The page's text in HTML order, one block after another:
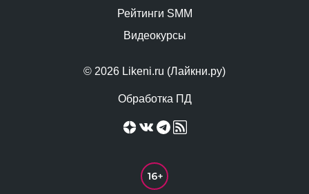
© 2026 Likeni.ru (Лайкни.ру)
Обработка ПД
Рейтинги SMM
Видеокурсы